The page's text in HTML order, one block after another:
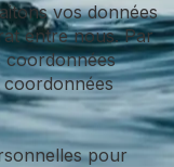
vos données
entre nous. Par
coordonnées
pour